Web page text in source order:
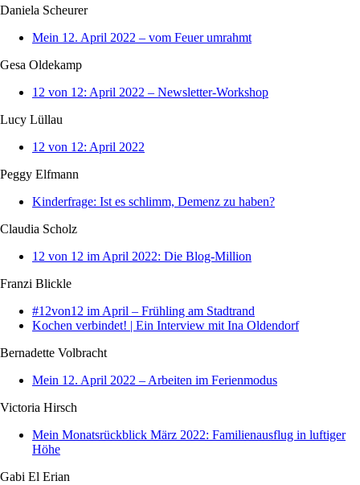
Daniela Scheurer
Mein 12. April 2022 – vom Feuer umrahmt
Gesa Oldekamp
12 von 12: April 2022 – Newsletter-Workshop
Lucy Lüllau
12 von 12: April 2022
Peggy Elfmann
Kinderfrage: Ist es schlimm, Demenz zu haben?
Claudia Scholz
12 von 12 im April 2022: Die Blog-Million
Franzi Blickle
#12von12 im April – Frühling am Stadtrand
Kochen verbindet! | Ein Interview mit Ina Oldendorf
Bernadette Volbracht
Mein 12. April 2022 – Arbeiten im Ferienmodus
Victoria Hirsch
Mein Monatsrückblick März 2022: Familienausflug in luftiger
Höhe
Gabi El Erian